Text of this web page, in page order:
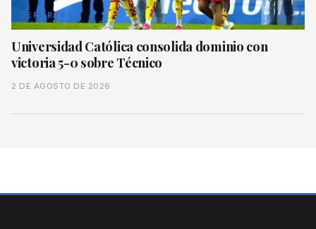
DEPORTES
Universidad Católica consolida dominio con
victoria 5-0 sobre Técnico
2 DE AGOSTO DE 2026